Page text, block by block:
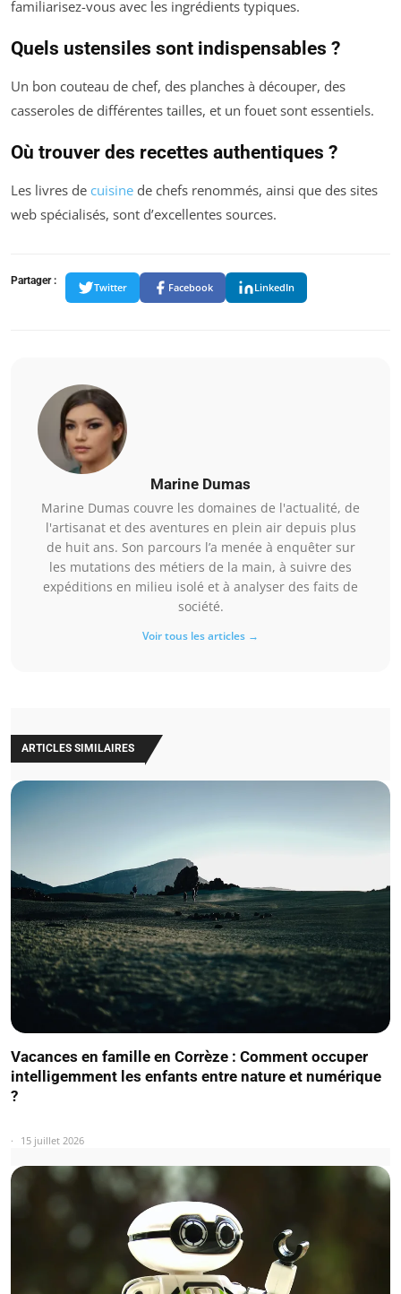
familiarisez-vous avec les ingrédients typiques.
Quels ustensiles sont indispensables ?
Un bon couteau de chef, des planches à découper, des
casseroles de différentes tailles, et un fouet sont essentiels.
Où trouver des recettes authentiques ?
Les livres de cuisine de chefs renommés, ainsi que des sites
web spécialisés, sont d’excellentes sources.
Partager :
Twitter Facebook LinkedIn
Marine Dumas
Marine Dumas couvre les domaines de l'actualité, de
l'artisanat et des aventures en plein air depuis plus
de huit ans. Son parcours l’a menée à enquêter sur
les mutations des métiers de la main, à suivre des
expéditions en milieu isolé et à analyser des faits de
société.
Voir tous les articles →
ARTICLES SIMILAIRES
Vacances en famille en Corrèze : Comment occuper
intelligemment les enfants entre nature et numérique
?
15 juillet 2026